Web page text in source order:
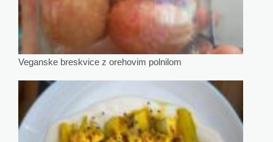
Veganske breskvice z orehovim polnilom